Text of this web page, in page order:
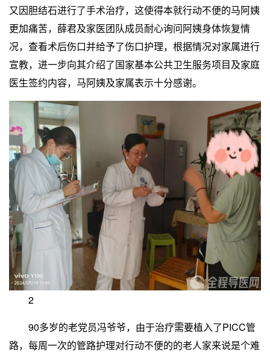
又因胆结石进行了手术治疗，这使得本就行动不便的马阿姨
更加痛苦，薛君及家医团队成员耐心询问阿姨身体恢复情
况，查看术后伤口并给予了伤口护理，根据情况对家属进行
宣教，进一步向其介绍了国家基本公共卫生服务项目及家庭
医生签约内容，马阿姨及家属表示十分感谢。
2
90多岁的老党员冯爷爷，由于治疗需要植入了PICC管
路，每周一次的管路护理对行动不便的的老人家来说是个难